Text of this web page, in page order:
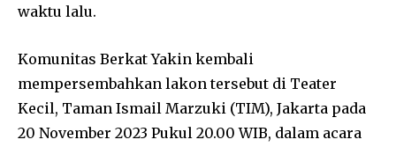
waktu lalu.
Komunitas Berkat Yakin kembali
mempersembahkan lakon tersebut di Teater
Kecil, Taman Ismail Marzuki (TIM), Jakarta pada
20 November 2023 Pukul 20.00 WIB, dalam acara